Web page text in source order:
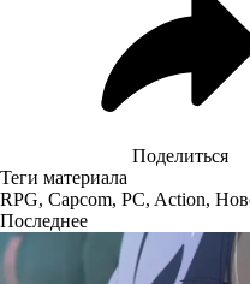
Поделиться
Теги материала
RPG, Capcom, PC, Action,
Последнее